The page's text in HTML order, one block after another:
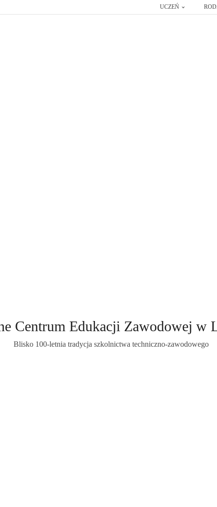
UCZEŃ
Centrum Edukacji Zawodowej w
Blisko 100-letnia tradycja szkolnictwa techniczno-zawodowego